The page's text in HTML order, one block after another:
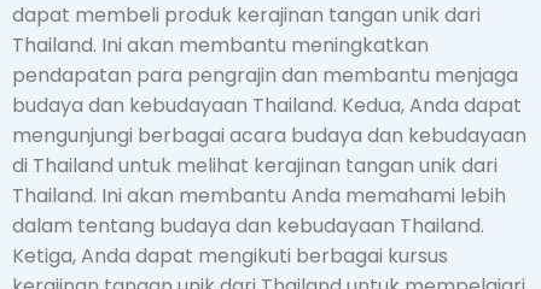
dapat membeli produk kerajinan tangan unik dari
Thailand. Ini akan membantu meningkatkan
pendapatan para pengrajin dan membantu menjaga
budaya dan kebudayaan Thailand. Kedua, Anda dapat
mengunjungi berbagai acara budaya dan kebudayaan
di Thailand untuk melihat kerajinan tangan unik dari
Thailand. Ini akan membantu Anda memahami lebih
dalam tentang budaya dan kebudayaan Thailand.
Ketiga, Anda dapat mengikuti berbagai kursus